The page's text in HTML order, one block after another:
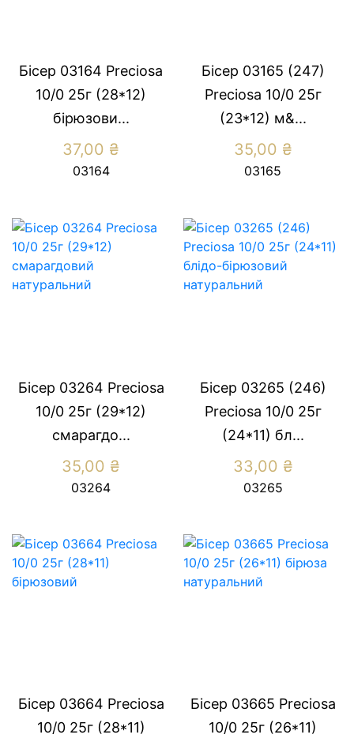
Бісер 03164 Preсiosa
10/0 25г (28*12)
бiрюзови...
37,00 ₴
03164
Бісер 03165 (247)
Preсiosa 10/0 25г
(23*12) м&...
35,00 ₴
03165
Бісер 03264 Preсiosa
10/0 25г (29*12)
смарагдо...
35,00 ₴
03264
Бісер 03265 (246)
Preсiosa 10/0 25г
(24*11) бл...
33,00 ₴
03265
Бісер 03664 Preciosa
10/0 25г (28*11)
Бісер 03665 Preciosa
10/0 25г (26*11)